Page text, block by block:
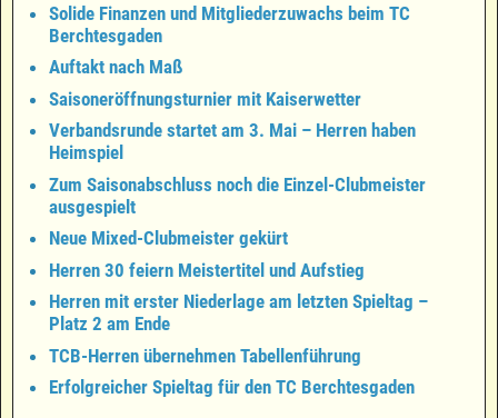
Solide Finanzen und Mitgliederzuwachs beim TC
Berchtesgaden
Auftakt nach Maß
Saisoneröffnungsturnier mit Kaiserwetter
Verbandsrunde startet am 3. Mai – Herren haben
Heimspiel
Zum Saisonabschluss noch die Einzel-Clubmeister
ausgespielt
Neue Mixed-Clubmeister gekürt
Herren 30 feiern Meistertitel und Aufstieg
Herren mit erster Niederlage am letzten Spieltag –
Platz 2 am Ende
TCB-Herren übernehmen Tabellenführung
Erfolgreicher Spieltag für den TC Berchtesgaden